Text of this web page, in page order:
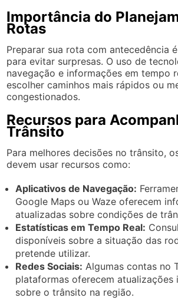
Importância do
Rotas
Preparar sua rota com antecedência
para evitar surpresas. O uso de
navegação e informações em tempo
escolher caminhos mais rápidos ou
congestionados.
Recursos para
Trânsito
Para melhores decisões no trânsito,
devem usar recursos como:
Aplicativos de Navegação:
Google Maps ou Waze oferecem
atualizadas sobre condições de
Estatísticas em Tempo Real:
disponíveis sobre a situação das
pretende utilizar.
Redes Sociais: Algumas contas no
plataformas oferecem atualizações
sobre o trânsito na região.